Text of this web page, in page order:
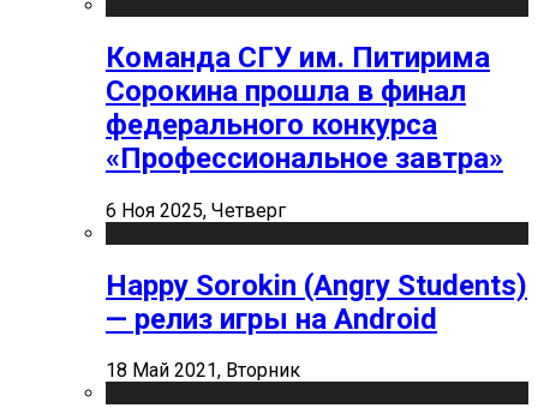
Команда СГУ им. Питирима
Сорокина прошла в финал
федерального конкурса
«Профессиональное завтра»
6 Ноя 2025, Четверг
Happy Sorokin (Angry Students)
— релиз игры на Android
18 Май 2021, Вторник